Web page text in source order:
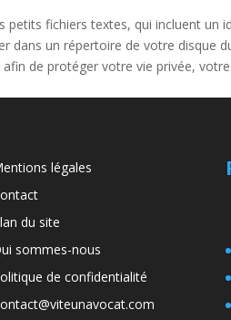
petits fichiers textes, qui incluent un
dans un répertoire de votre
de protéger votre vie privée,
légales
du site
sommes-nous
de confidentialité